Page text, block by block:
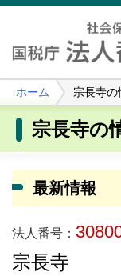
ホーム 宗長寺の
宗長寺の
最新情報
法人番号：
宗長寺